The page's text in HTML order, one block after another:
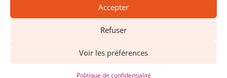
Accepter
Refuser
Voir les préférences
Politique de confidentialité